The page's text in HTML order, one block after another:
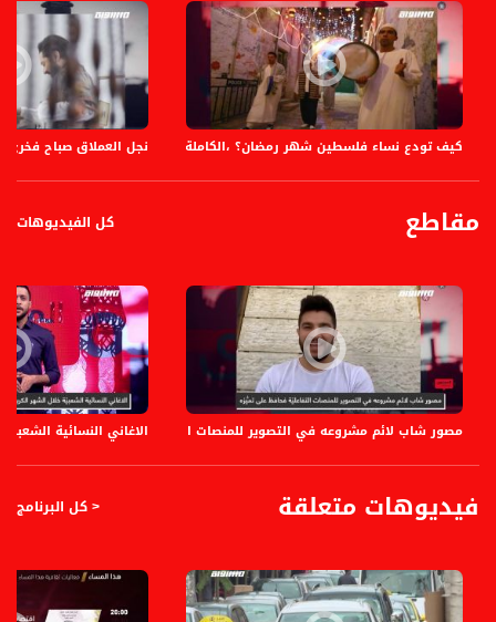
نجل العملاق صباح فخري
كيف تودع نساء فلسطين شهر رمضان؟ ،الكاملة،المحتوى في رمضان،حلقة 29
مقاطع كل الفيديوهات
الاغاني النسائية
مصور شاب لائم مشروعه في التصوير للمنصات التفاعليّة فحافظ على تميُّزه،وسيم
فيديوهات متعلقة < كل البرنامج